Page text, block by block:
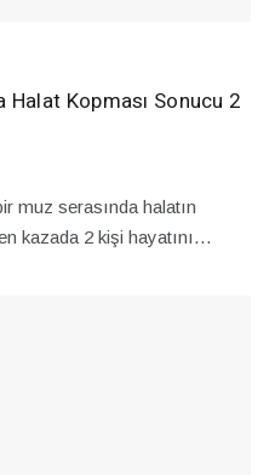
Halat Kopması Sonucu 2
muz serasında halatın
kazada 2 kişi hayatını…